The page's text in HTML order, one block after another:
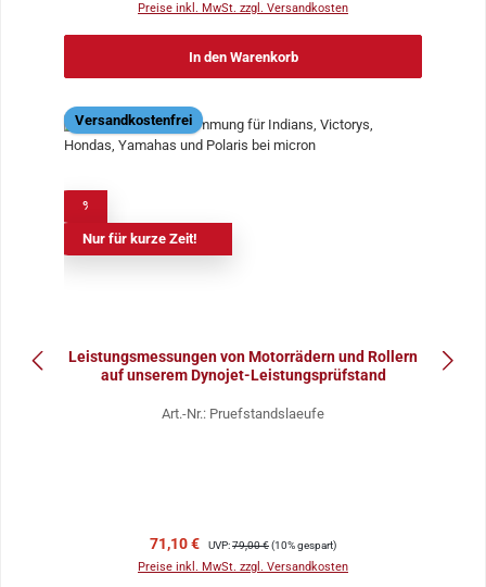
Preise inkl. MwSt. zzgl. Versandkosten
In den Warenkorb
Versandkostenfrei
Nur für kurze Zeit!
Leistungsmessungen von Motorrädern und Rollern
auf unserem Dynojet-Leistungsprüfstand
Art.-Nr.: Pruefstandslaeufe
Verkaufspreis:
71,10 € Regulärer Preis:
UVP:79,00 €(10% gespart)
Preise inkl. MwSt. zzgl. Versandkosten